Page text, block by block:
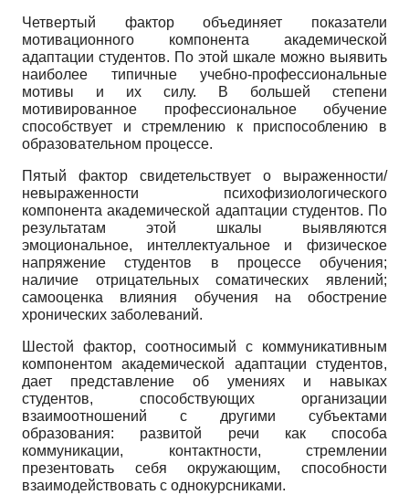
Четвертый фактор объединяет показатели
мотивационного компонента академической
адаптации студентов. По этой шкале можно выявить
наиболее типичные учебно-профессиональные
мотивы и их силу. В большей степени
мотивированное профессиональное обучение
способствует и стремлению к приспособлению в
образовательном процессе.
Пятый фактор свидетельствует о выраженности/
невыраженности психофизиологического
компонента академической адаптации студентов. По
результатам этой шкалы выявляются
эмоциональное, интеллектуальное и физическое
напряжение студентов в процессе обучения;
наличие отрицательных соматических явлений;
самооценка влияния обучения на обострение
хронических заболеваний.
Шестой фактор, соотносимый с коммуникативным
компонентом академической адаптации студентов,
дает представление об умениях и навыках
студентов, способствующих организации
взаимоотношений с другими субъектами
образования: развитой речи как способа
коммуникации, контактности, стремлении
презентовать себя окружающим, способности
взаимодействовать с однокурсниками.